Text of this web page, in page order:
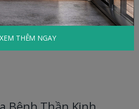
XEM THÊM NGAY